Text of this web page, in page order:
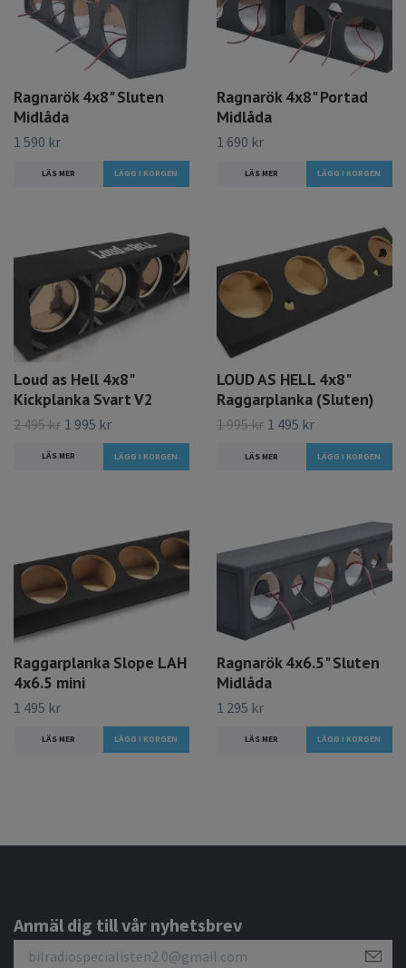
Ragnarök 4x8" Sluten
Midlåda
1 590 kr
LÄS MER
Ragnarök 4x8" Portad
Midlåda
1 690 kr
LÄS MER
Loud as Hell 4x8"
Kickplanka Svart V2
2 495 kr 1 995 kr
LÄS MER
LOUD AS HELL 4x8"
Raggarplanka (Sluten)
1 995 kr 1 495 kr
LÄS MER
Raggarplanka Slope LAH
4x6.5 mini
1 495 kr
LÄS MER
Ragnarök 4x6.5" Sluten
Midlåda
1 295 kr
LÄS MER
Anmäl dig till vår nyhetsbrev